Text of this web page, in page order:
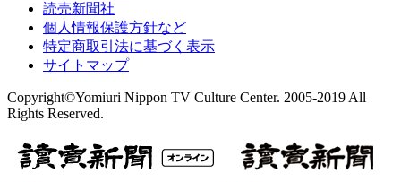
読売新聞社
個人情報保護方針など
特定商取引法に基づく表示
サイトマップ
Copyright©Yomiuri Nippon TV Culture Center. 2005-2019 All
Rights Reserved.